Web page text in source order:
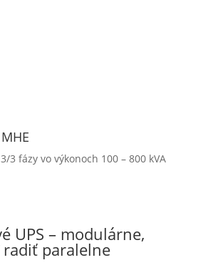
3 fázy vo výkonoch 100 – 800 kVA
UPS – modulárne,
paralelne